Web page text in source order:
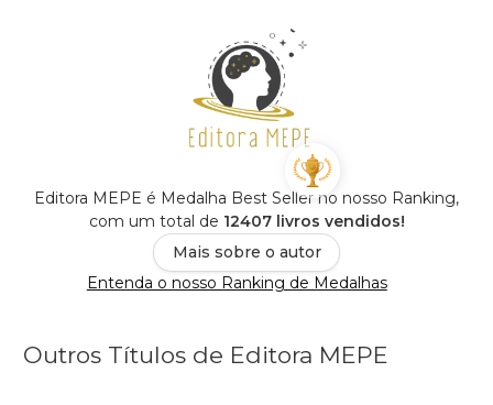
Editora MEPE é Medalha Best Seller no nosso Ranking,
com um total de 12407 livros vendidos!
Mais sobre o autor
Entenda o nosso Ranking de Medalhas
Outros Títulos de Editora MEPE